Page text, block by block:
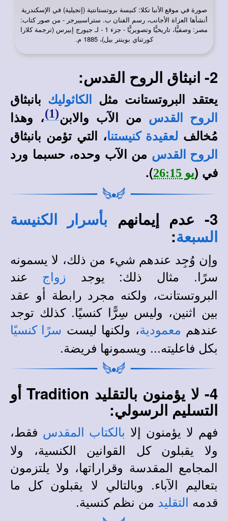
صورة في موقع الأنبا تكلا: كنيسة بروتستانتية (إنجيلية) في الإسكندرية
أنشأها العزاة الأجانب، رسم الفنان ب. ستراسبيرجر - من صور كتاب:
مصر: وصفيًّا، تاريخيًّا وتصويريًّا - جزء 1 - لـ جيورج إبيرس (ترجمة كلارا
كورتناي بوينتر بيل)، 1885 م.
2- انبثاق الروح القدس:
يعتقد البروتستانت مثل الكاثوليك بانبثاق
الروح القدس من الآب والابن(1) ، وهذا
مُخالف لعقيدة كنيستنا، التي تؤمن بانبثاق
الروح القدس من الآب وحده، حسبما ورد
في (يو 26:15 ).
3- عدم إيمانهم
بأسرار الكنيسة
السبعة:
وإن وُجِد عندهم شيء من ذلك، لا يسمونه
سرًا. مثال ذلك: يوجد
زواج
عند
البروتستانت، ولكنه مجرد رابطة أو عقد
بين اثنين، وليس سِرًّا كنسيًا. كذلك توجد
عندهم معمودية، ولكنها ليست سرًا كنسيًا
بكل فاعليته... ويسمونها فريضة.
4- لا يؤمنون بالتقليد Tradition أو
التسليم الرسولي:
فهم لا يؤمنون إلا بالكتاب المقدس فقط،
ولا يقبلون كل القوانين الكنسية، ولا
المجامع المقدسة وقراراتها، ولا يلتزمون
بتعاليم الآباء. وبالتالي لا يقبلون كل ما
قدمه
التقليد من نظم كنسية.